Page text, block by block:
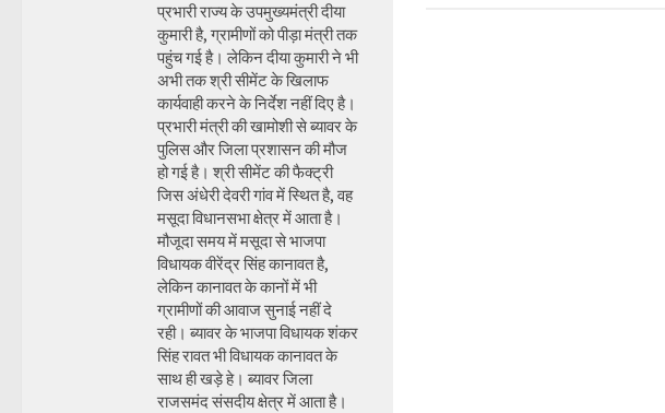
प्रभारी राज्य के उपमुख्यमंत्री दीया
कुमारी है, ग्रामीणों को पीड़ा मंत्री तक
पहुंच गई है। लेकिन दीया कुमारी ने भी
अभी तक श्री सीमेंट के खिलाफ
कार्यवाही करने के निर्देश नहीं दिए है।
प्रभारी मंत्री की खामोशी से ब्यावर के
पुलिस और जिला प्रशासन की मौज
हो गई है। श्री सीमेंट की फैक्ट्री
जिस अंधेरी देवरी गांव में स्थित है, वह
मसूदा विधानसभा क्षेत्र में आता है।
मौजूदा समय में मसूदा से भाजपा
विधायक वीरेंद्र सिंह कानावत है,
लेकिन कानावत के कानों में भी
ग्रामीणों की आवाज सुनाई नहीं दे
रही। ब्यावर के भाजपा विधायक शंकर
सिंह रावत भी विधायक कानावत के
साथ ही खड़े हे। ब्यावर जिला
राजसमंद संसदीय क्षेत्र में आता है।